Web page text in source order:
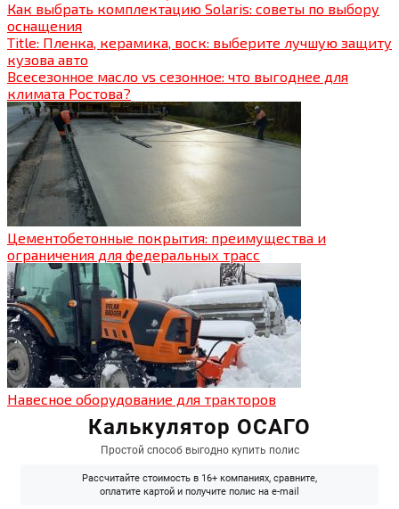
Как выбрать комплектацию Solaris: советы по выбору
оснащения
Title: Пленка, керамика, воск: выберите лучшую защиту
кузова авто
Всесезонное масло vs сезонное: что выгоднее для
климата Ростова?
Цементобетонные покрытия: преимущества и
ограничения для федеральных трасс
Навесное оборудование для тракторов